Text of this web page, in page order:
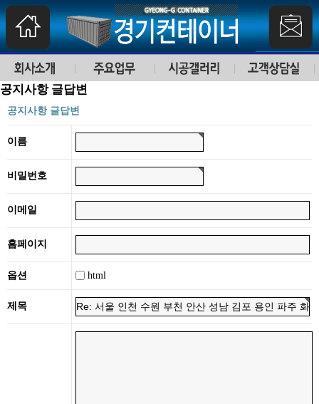
공지사항 글답변
공지사항 글답변
이름
비밀번호
이메일
홈페이지
옵션 html
제목